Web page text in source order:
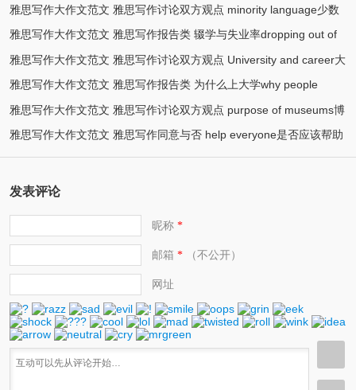
与大学(5)
雅思写作大作文范文 雅思写作讨论双方观点 minority language少数
民族语言(2)
雅思写作大作文范文 雅思写作报告类 辍学与失业率dropping out of
school(2)
雅思写作大作文范文 雅思写作讨论双方观点 University and career大
学与就业(2)
雅思写作大作文范文 雅思写作报告类 为什么上大学why people
attend universities(2)
雅思写作大作文范文 雅思写作讨论双方观点 purpose of museums博
物馆目的(2)
雅思写作大作文范文 雅思写作同意与否 help everyone是否应该帮助
(2)
发表评论
昵称*
邮箱 *（不公开）
网址